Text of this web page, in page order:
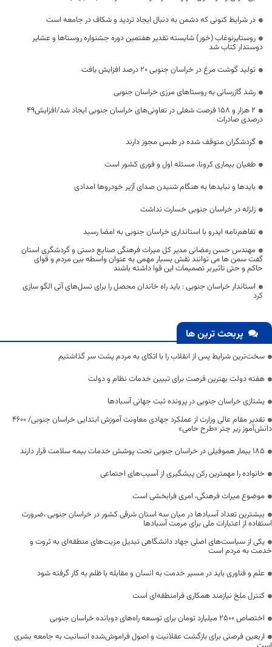
در شرایط کنونی که دشمن به دنبال ایجاد تردید و شکاف در جامعه است
روستایرنوغاب (خور) شایسته تقدیر هفتمین دوره جشنواره روستاها و عشایر
دوستدار کتاب شد
تولید گوشت مرغ در خراسان جنوبی ۲۰ درصد افزایش یافت
رشد گازرسانی به روستاهای مرزی خراسان جنوبی
۲ هزار و ۱۵۸ فرصت شغلی در تعاونی‌های خراسان جنوبی ایجاد شد/افزایش۴۹
درصدی صادرات
گردشگران متوقف شده در طبس مجوز دارند
طغیان بیماری کرونا، مسئله اول و فوری کشور است
بایدها و نبایدها به هنگام شنیدن صدای آژیر خودروها امدادی
زلزله در خراسان جنوبی خسارت نداشت
تفاهم‌نامه ایدرو با استانداری خراسان جنوبی به امضا رسید
مهندس حسن رمضانی مدیر کل میراث فرهنگی صنایع دستی و گردشگری استان
گفت سمن ها می توانند نقش بسیار مهمی به عنوان واسطه بین مردم و قوای
حاکم و حتی تاثیربر تصمیمات این قوا داشته باشند
استاندار خراسان جنوبی : باید راه خاندان محصل را برای نسل‌های آتی الگو سازی
کرد
پربحث ترین ها
سخت‌ترین شرایط پس از انقلاب را با اتکای به مردم پشت سر گذاشتیم
هفته دولت بهترین فرصت برای تبیین خدمات نظام و دولت
یشتازی خراسان جنوبی در پرونده ثبت جهانی آسبادها
تقدیر مقام عالی وزارت از عملکرد جهادی معاونت آموزش ابتدایی خراسان جنوبی/ ۴۶۰۰
دانش‌آموز زیر چتر «طرح حامی»
۱۸۵ بیمار هموفیلی در خراسان جنوبی تحت پوشش خدمات بیمه سلامت قرار دارند
خانواده را مهمترین رکن پیشگیری از آسیب‌های اجتماعی
موضوع میراث فرهنگی، امری فرابخشی است
بیشترین تعداد آسبادها در میان سه استان شرقی کشور در خراسان جنوبی ،ضرورت
استفاده از اعتبارات ملی برای مرمت آسبادها
یکی از سیاست‌های اصلی جهاد دانشگاهی تبدیل مزیت‌های منطقه‌ای به ثروت و
خدمت به مردم است
علم و فناوری باید در مسیر خدمت به انسان و مقابله با ظلم به کار گرفته شود
کنترل ملخ نیازمند همکاری فرامنطقه‌ای است
اختصاص 2500 میلیارد تومان برای توسعه راه‌های دوبانده خراسان جنوبی
اربعین فرصتی برای بازگشت عقلانیت و اصول فراموش‌شده انسانیت به جامعه بشری